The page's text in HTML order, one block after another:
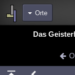
Orte
Chat Wiki
Das